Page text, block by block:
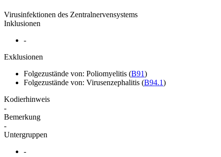
Virusinfektionen des Zentralnervensystems
Inklusionen
-
Exklusionen
Folgezustände von: Poliomyelitis (B91)
Folgezustände von: Virusenzephalitis (B94.1)
Kodierhinweis
-
Bemerkung
-
Untergruppen
-